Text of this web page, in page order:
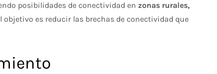
posibilidades de conectividad en zonas rurales,
objetivo es reducir las brechas de conectividad que